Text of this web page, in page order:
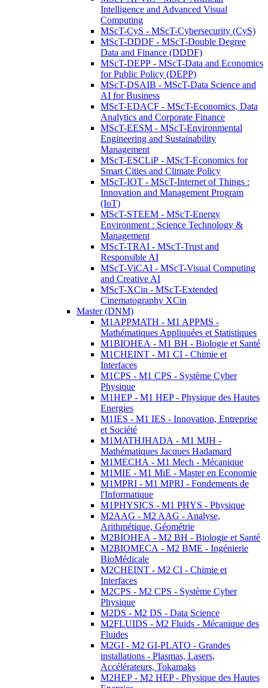
Intelligence and Advanced Visual
Computing
MScT-CyS - MScT-Cybersecurity (CyS)
MScT-DDDF - MScT-Double Degree
Data and Finance (DDDF)
MScT-DEPP - MScT-Data and Economics
for Public Policy (DEPP)
MScT-DSAIB - MScT-Data Science and
AI for Business
MScT-EDACF - MScT-Economics, Data
Analytics and Corporate Finance
MScT-EESM - MScT-Environmental
Engineering and Sustainability
Management
MScT-ESCLiP - MScT-Economics for
Smart Cities and Climate Policy
MScT-IOT - MScT-Internet of Things :
Innovation and Management Program
(IoT)
MScT-STEEM - MScT-Energy
Environment : Science Technology &
Management
MScT-TRAI - MScT-Trust and
Responsible AI
MScT-ViCAI - MScT-Visual Computing
and Creative AI
MScT-XCin - MScT-Extended
Cinematography XCin
Master (DNM)
M1APPMATH - M1 APPMS -
Mathématiques Appliquées et Statistiques
M1BIOHEA - M1 BH - Biologie et Santé
M1CHEINT - M1 CI - Chimie et
Interfaces
M1CPS - M1 CPS - Système Cyber
Physique
M1HEP - M1 HEP - Physique des Hautes
Energies
M1IES - M1 IES - Innovation, Entreprise
et Société
M1MATHJHADA - M1 MJH -
Mathématiques Jacques Hadamard
M1MECHA - M1 Mech - Mécanique
M1MIE - M1 MiE - Master en Economie
M1MPRI - M1 MPRI - Fondements de
l'Informatique
M1PHYSICS - M1 PHYS - Physique
M2AAG - M2 AAG - Analyse,
Arithmétique, Géométrie
M2BIOHEA - M2 BH - Biologie et Santé
M2BIOMECA - M2 BME - Ingénierie
BioMédicale
M2CHEINT - M2 CI - Chimie et
Interfaces
M2CPS - M2 CPS - Système Cyber
Physique
M2DS - M2 DS - Data Science
M2FLUIDS - M2 Fluids - Mécanique des
Fluides
M2GI - M2 GI-PLATO - Grandes
installations - Plasmas, Lasers,
Accélérateurs, Tokamaks
M2HEP - M2 HEP - Physique des Hautes